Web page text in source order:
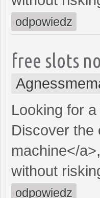
odpowiedz
free slots
Looking for
Discover the
machine</
without
odpowiedz